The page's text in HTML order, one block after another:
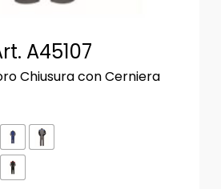
A45107
Chiusura con Cerniera